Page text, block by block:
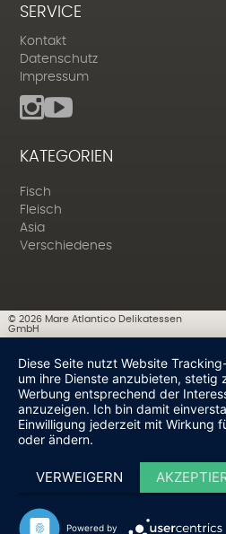
SERVICE
Kontakt
Datenschutz
Impressum
KATEGORIEN
Fisch
Fleisch
Asia
Verschiedenes
© 2026Mare Atlantico Delikatessen
GmbH
Diese Seite nutzt Website
um ihre Dienste anzubieten, stetig
Werbung entsprechend der
anzuzeigen. Ich bin damit
Einwilligung jederzeit mit Wirkung
oder ändern.
VERWEIGERN
Powered by